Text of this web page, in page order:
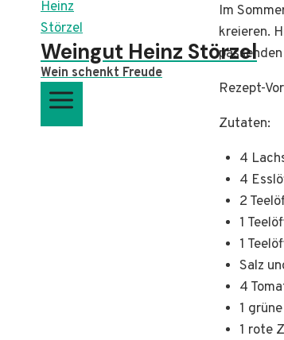
Weingut Heinz Störzel
Wein schenkt Freude
Im
kreieren.
Rezept-
Zutaten:
4
4
2
1
1
Salz
4
1
1 rote